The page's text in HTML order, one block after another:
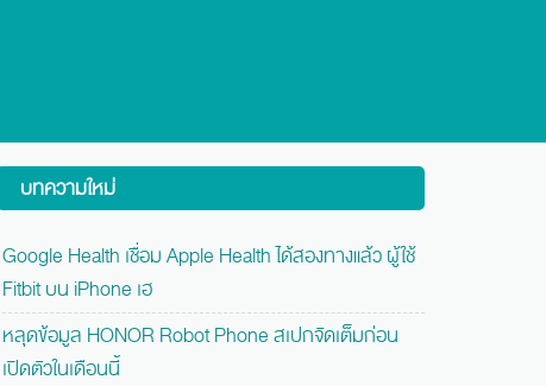
บทความใหม่
Google Health เชื่อม Apple Health ได้สองทางแล้ว ผู้ใช้
Fitbit บน iPhone เฮ
หลุดข้อมูล HONOR Robot Phone สเปกจัดเต็มก่อน
เปิดตัวในเดือนนี้